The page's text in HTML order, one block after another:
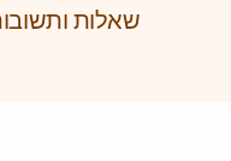
שאלות